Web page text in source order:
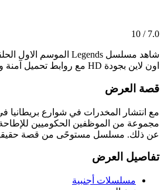
7.0 / 10
اون لاين بجودة HD مع روابط تحميل آمنة وسريعة على عرب سيد.
قصة العرض
مع انتشار المخدرات في شوارع بريطانيا
مجموعة من الموظفين الحكوميين
عن ذلك. مسلسل مستوحًى من قصة
تفاصيل العرض
مسلسلات أجنبية